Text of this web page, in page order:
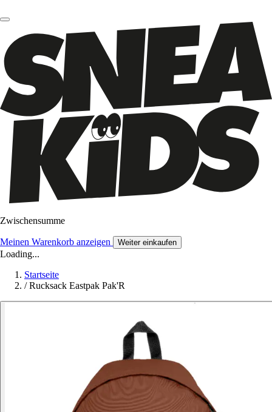
Zwischensumme
Meinen Warenkorb anzeigen Weiter einkaufen
Loading...
Startseite
/ Rucksack Eastpak Pak'R